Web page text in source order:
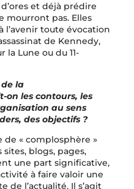
et déjà prédire
mourront pas. Elles
l’avenir toute évocation
de Kennedy,
la Lune ou du 11-
la
on les contours, les
au sens
des objectifs ?
de « complosphère »
blogs, pages,
une part significative,
à faire valoir une
l’actualité. Il s’agit